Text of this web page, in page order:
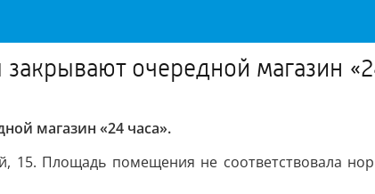
очередной магазин
магазин «24 часа».
15. Площадь помещения не соответствовала